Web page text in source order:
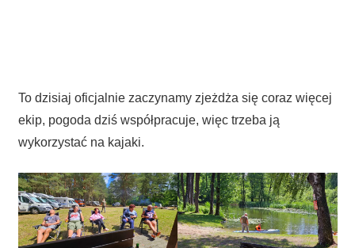
To dzisiaj oficjalnie zaczynamy zjeżdża się coraz więcej
ekip, pogoda dziś współpracuje, więc trzeba ją
wykorzystać na kajaki.